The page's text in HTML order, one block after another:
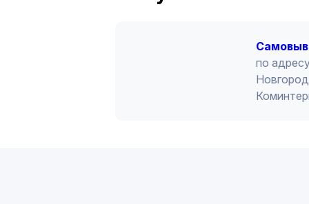
по